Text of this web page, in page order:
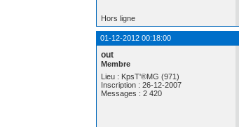
Hors ligne
01-12-2012 00:18:00
out
Membre
Lieu : KpsT'®MG (971)
Inscription : 26-12-2007
Messages : 2 420